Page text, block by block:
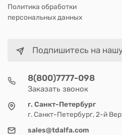
Политика обработки
персональных данных
Подпишитесь на
8(800)7777-098
Заказать звонок
г. Санкт-Петербург
г. Санкт-Петербург, 2-й
sales@tdalfa.com